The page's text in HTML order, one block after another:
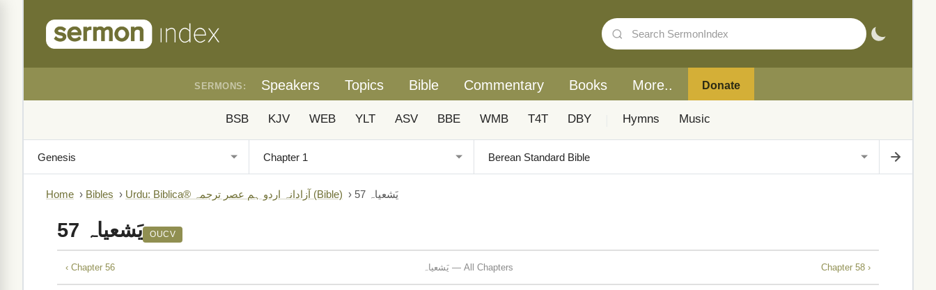
SERMONS: Speakers Topics Bible Commentary Books More.. Donate
BSB KJV WEB YLT ASV BBE WMB T4T DBY Hymns Music
Home › Bibles › Urdu: Biblica® آزادانہ اردو ہم عصر ترجمہ (Bible) › یَشعیاہ 57
یَشعیاہ 57 OUCV
‹ Chapter 56 یَشعیاہ — All Chapters Chapter 58 ›